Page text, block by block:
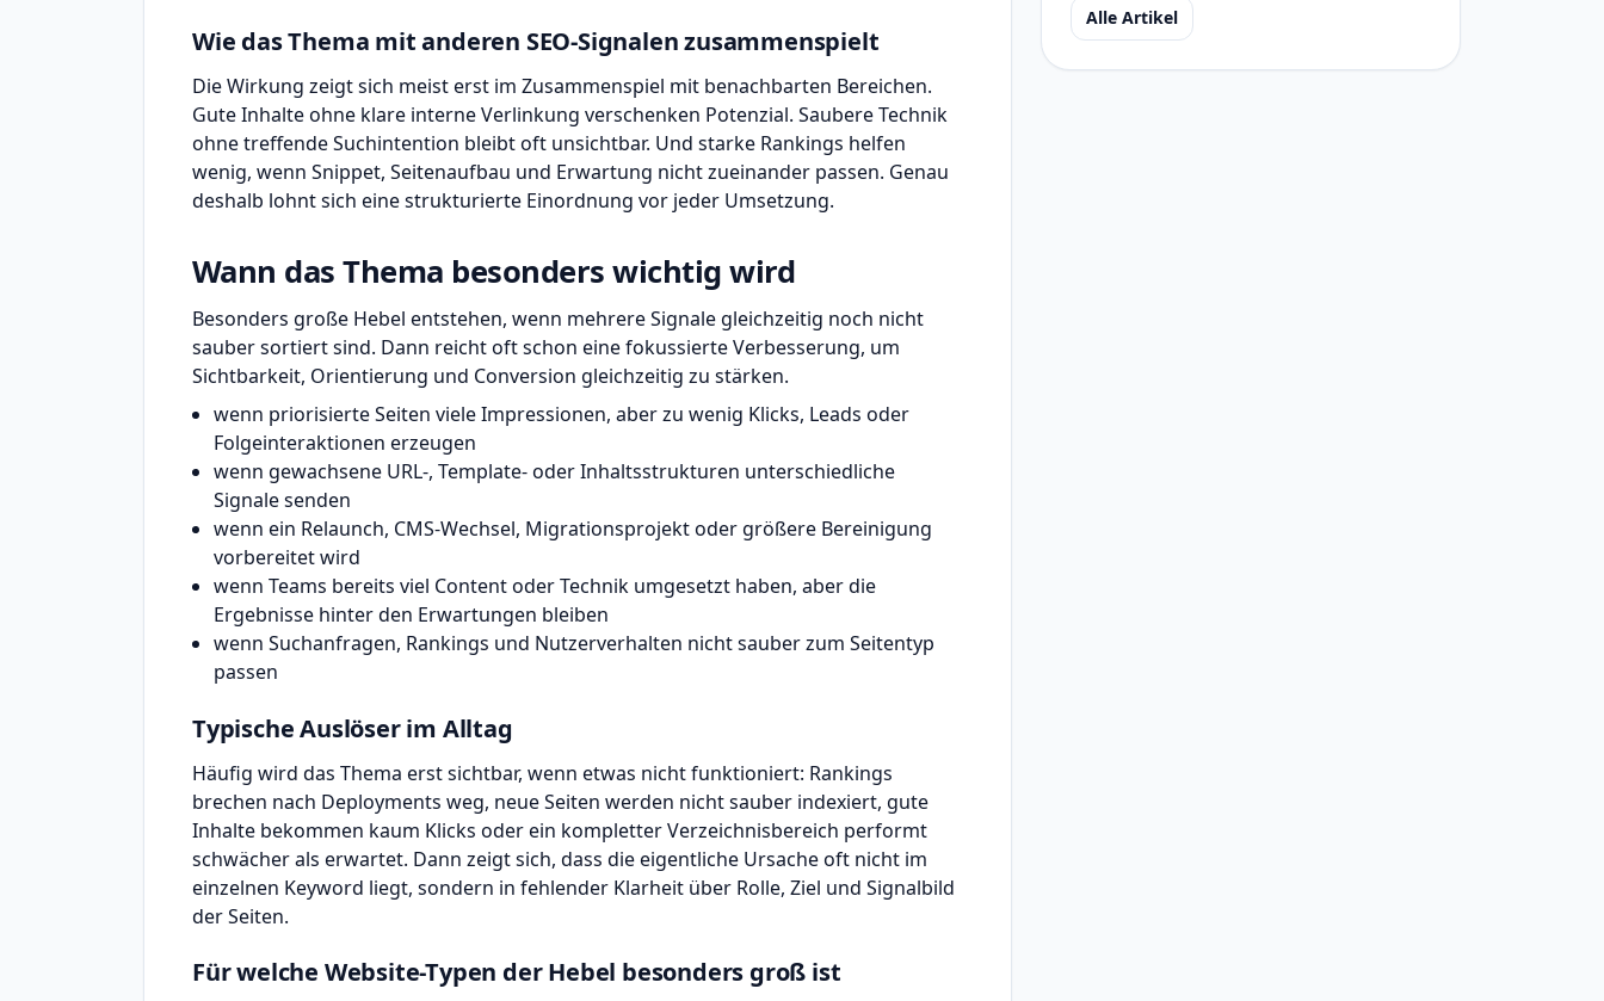
Wie das Thema mit anderen SEO-Signalen zusammenspielt
Die Wirkung zeigt sich meist erst im Zusammenspiel mit benachbarten Bereichen.
Gute Inhalte ohne klare interne Verlinkung verschenken Potenzial. Saubere Technik
ohne treffende Suchintention bleibt oft unsichtbar. Und starke Rankings helfen
wenig, wenn Snippet, Seitenaufbau und Erwartung nicht zueinander passen. Genau
deshalb lohnt sich eine strukturierte Einordnung vor jeder Umsetzung.
Wann das Thema besonders wichtig wird
Besonders große Hebel entstehen, wenn mehrere Signale gleichzeitig noch nicht
sauber sortiert sind. Dann reicht oft schon eine fokussierte Verbesserung, um
Sichtbarkeit, Orientierung und Conversion gleichzeitig zu stärken.
wenn priorisierte Seiten viele Impressionen, aber zu wenig Klicks, Leads oder
Folgeinteraktionen erzeugen
wenn gewachsene URL-, Template- oder Inhaltsstrukturen unterschiedliche
Signale senden
wenn ein Relaunch, CMS-Wechsel, Migrationsprojekt oder größere Bereinigung
vorbereitet wird
wenn Teams bereits viel Content oder Technik umgesetzt haben, aber die
Ergebnisse hinter den Erwartungen bleiben
wenn Suchanfragen, Rankings und Nutzerverhalten nicht sauber zum Seitentyp
passen
Typische Auslöser im Alltag
Häufig wird das Thema erst sichtbar, wenn etwas nicht funktioniert: Rankings
brechen nach Deployments weg, neue Seiten werden nicht sauber indexiert, gute
Inhalte bekommen kaum Klicks oder ein kompletter Verzeichnisbereich performt
schwächer als erwartet. Dann zeigt sich, dass die eigentliche Ursache oft nicht im
einzelnen Keyword liegt, sondern in fehlender Klarheit über Rolle, Ziel und Signalbild
der Seiten.
Für welche Website-Typen der Hebel besonders groß ist
Alle Artikel